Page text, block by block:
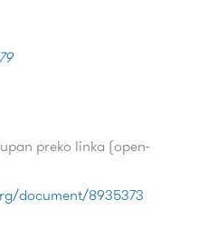
preko linka (open-
document/8935373